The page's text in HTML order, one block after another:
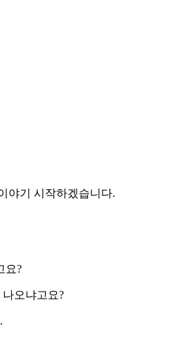
야기 시작하겠습니다.
요?
오냐고요?